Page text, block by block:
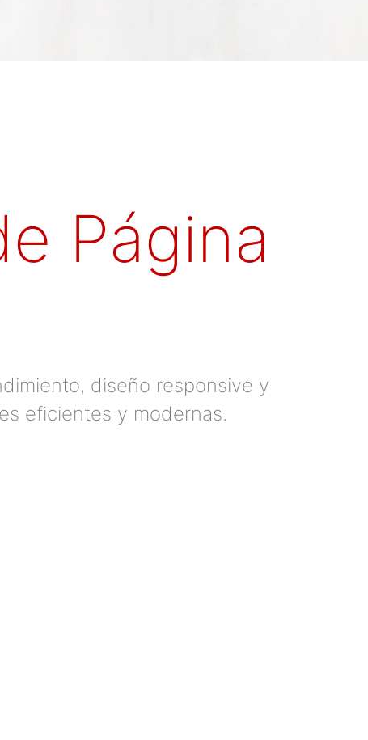
Página
diseño responsive y
eficientes y modernas.